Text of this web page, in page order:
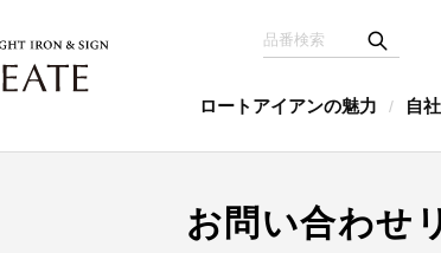
ロートアイアンの魅力 / 自
お問い合わせ